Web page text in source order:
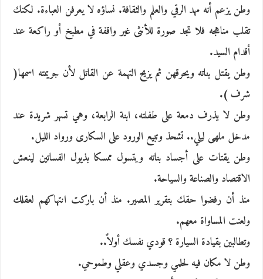
وطن يزعم أنه مهد الرقي والعلم والثقافة. نساؤه لا يعرفن العباءة. لكنك
تقلب مناهجه فلا تجد صورة للأنثى غير واقفة في مطبخ أو راكعة عند
أقدام السيد.
وطن يقتل بناته ويحرقهن ثم يزيح التهمة عن القاتل لأن جريمته اسمها(
شرف ).
وطن لا يذرف دمعة على طفلته، ابنة الرابعة، وهي تسهر شريدة عند
مدخل ملهى ليلي.. تشحذ وتبيع الورود على السكارى ورواد الليل.
وطن يقتات على أجساد بناته ويتسول ممسكا بذيول الفساتين لينعش
الاقتصاد والصناعة والسياحة.
منذ أن رفضوا حقك بتقرير المصير. منذ أن باركت انتهاكهم لعقلك
ولعنت المساواة معهم.
وتطالبين بقيادة السيارة ؟ قودي نفسك أولاً..
وطن لا مكان فيه لحلمي وجسدي وعقلي وطموحي.